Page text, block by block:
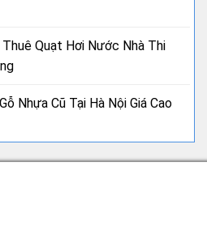
Quạt Hơi Nước Nhà Thi
Nhựa Cũ Tại Hà Nội Giá Cao